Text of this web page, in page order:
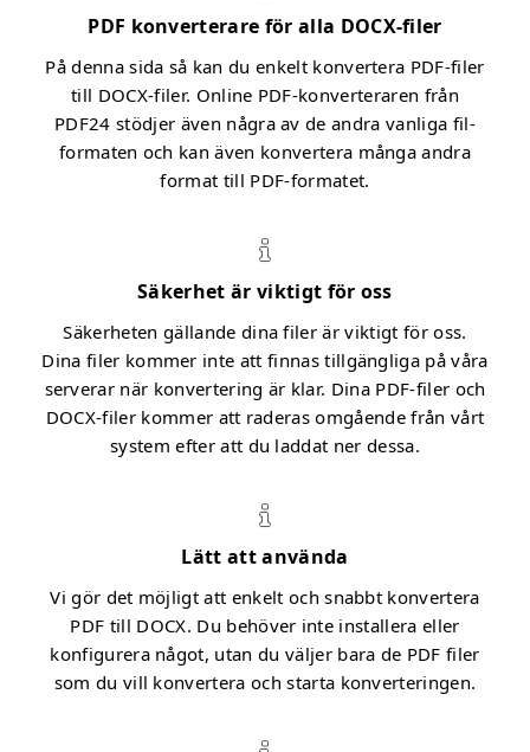
PDF konverterare för alla DOCX-filer
På denna sida så kan du enkelt konvertera PDF-filer
till DOCX-filer. Online PDF-konverteraren från
PDF24 stödjer även några av de andra vanliga fil-
formaten och kan även konvertera många andra
format till PDF-formatet.
Säkerhet är viktigt för oss
Säkerheten gällande dina filer är viktigt för oss.
Dina filer kommer inte att finnas tillgängliga på våra
serverar när konvertering är klar. Dina PDF-filer och
DOCX-filer kommer att raderas omgående från vårt
system efter att du laddat ner dessa.
Lätt att använda
Vi gör det möjligt att enkelt och snabbt konvertera
PDF till DOCX. Du behöver inte installera eller
konfigurera något, utan du väljer bara de PDF filer
som du vill konvertera och starta konverteringen.